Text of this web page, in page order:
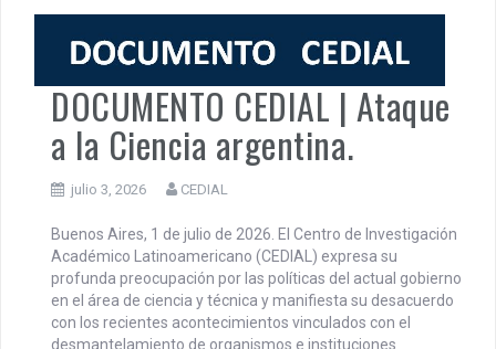
CEDIAL TV. Idea y Conducción: -Juan Maya -Marcelo
Gabinete de Milei. Sale Adorni y lo […]
Actualidad,América Latina,Argentina,CEDIAL TV,CEDIAL TV
- La Bronca
Política
DOCUMENTO CEDIAL | Ataque
a la Ciencia argentina.